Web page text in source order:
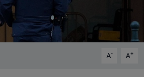
A- A+